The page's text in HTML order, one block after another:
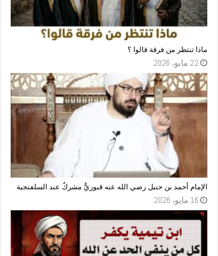
ماذا تنتظر من فرقة قالوا ؟
22 مايو، 2026
الإمام أحمد بن حنبل رضي الله عنه قبوريٌّ مشركٌ عند السلفنجية
16 مايو، 2026